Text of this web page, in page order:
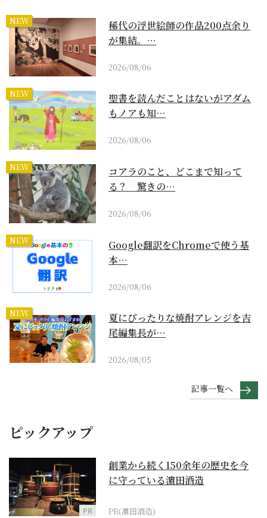
NEW
稀代の浮世絵師の作品200点余り
が集結。…
2026/08/06
NEW
聖書を読んだことはないがアダム
もノアも知…
2026/08/06
NEW
コアラのこと、どこまで知って
る？ 驚きの…
2026/08/06
NEW
Google翻訳をChromeで使う基
本…
2026/08/06
NEW
夏にぴったりな焼酎アレンジを吉
尾編集長が…
2026/08/05
記事一覧へ
ピックアップ
PR
創業から続く150余年の歴史を今
に守っている濵田酒造
PR(濵田酒造)